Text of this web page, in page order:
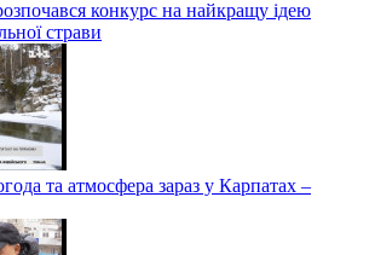
конкурс на найкращу ідею
страви
та атмосфера зараз у Карпатах –